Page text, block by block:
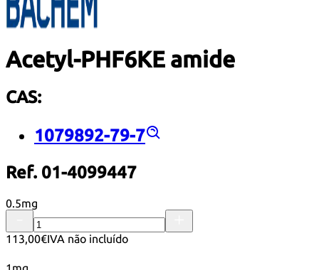
Acetyl-PHF6KE amide
CAS:
1079892-79-7
Ref. 01-4099447
0.5mg
113,00€IVA não incluído